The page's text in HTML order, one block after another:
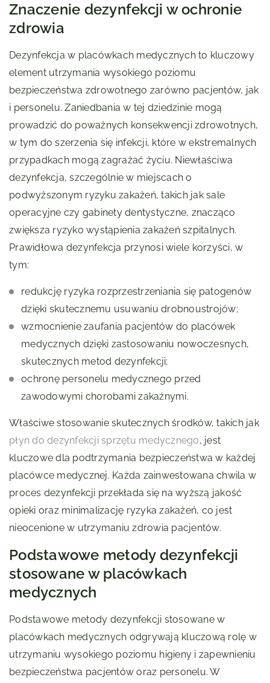
Znaczenie dezynfekcji w ochronie
zdrowia
Dezynfekcja w placówkach medycznych to kluczowy
element utrzymania wysokiego poziomu
bezpieczeństwa zdrowotnego zarówno pacjentów, jak
i personelu. Zaniedbania w tej dziedzinie mogą
prowadzić do poważnych konsekwencji zdrowotnych,
w tym do szerzenia się infekcji, które w ekstremalnych
przypadkach mogą zagrażać życiu. Niewłaściwa
dezynfekcja, szczególnie w miejscach o
podwyższonym ryzyku zakażeń, takich jak sale
operacyjne czy gabinety dentystyczne, znacząco
zwiększa ryzyko wystąpienia zakażeń szpitalnych.
Prawidłowa dezynfekcja przynosi wiele korzyści, w
tym:
redukcję ryzyka rozprzestrzeniania się patogenów
dzięki skutecznemu usuwaniu drobnoustrojów;
wzmocnienie zaufania pacjentów do placówek
medycznych dzięki zastosowaniu nowoczesnych,
skutecznych metod dezynfekcji;
ochronę personelu medycznego przed
zawodowymi chorobami zakaźnymi.
Właściwe stosowanie skutecznych środków, takich jak
płyn do dezynfekcji sprzętu medycznego, jest
kluczowe dla podtrzymania bezpieczeństwa w każdej
placówce medycznej. Każda zainwestowana chwila w
proces dezynfekcji przekłada się na wyższą jakość
opieki oraz minimalizację ryzyka zakażeń, co jest
nieocenione w utrzymaniu zdrowia pacjentów.
Podstawowe metody dezynfekcji
stosowane w placówkach
medycznych
Podstawowe metody dezynfekcji stosowane w
placówkach medycznych odgrywają kluczową rolę w
utrzymaniu wysokiego poziomu higieny i zapewnieniu
bezpieczeństwa pacjentów oraz personelu. W